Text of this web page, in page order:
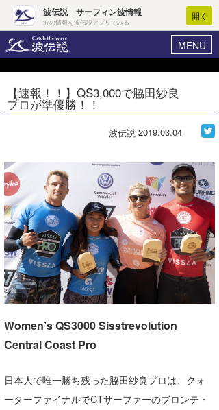
波伝説 サーフィン波情報
波の情報を波伝説アプリでみる
開く
MENU
ヘルプ マイホーム
ログイン
WAVE HUNTER 波予想ツール
気象情報
ニュース
サーフィンエリアガイド
会員メニュー
今月のプレゼント
【速報！！】QS3,000で脇田紗良
プロが準優勝！！
波伝説 2019.03.04
Women’s QS3000 Sisstrevolution
Central Coast Pro
日本人で唯一勝ち残った脇田紗良プロは、クォ
ーターファイナルでCTサーファーのブロンテ・
Core Surf Japan
アート＆エンタメ
コラム
トラベル
ショップ情報
ショップ情報
千葉北
伊豆
千葉南
ウラナミ
お知らせ
その他
ルール＆How to
VOTE!